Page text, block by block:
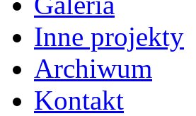
Inne projekty
Archiwum
Kontakt